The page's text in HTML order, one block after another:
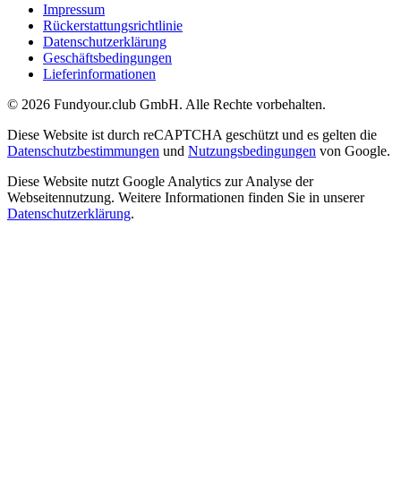
Impressum
Rückerstattungsrichtlinie
Datenschutzerklärung
Geschäftsbedingungen
Lieferinformationen
© 2026 Fundyour.club GmbH. Alle Rechte vorbehalten.
Diese Website ist durch reCAPTCHA geschützt und es gelten die
Datenschutzbestimmungen und Nutzungsbedingungen von Google.
Diese Website nutzt Google Analytics zur Analyse der
Webseitennutzung. Weitere Informationen finden Sie in unserer
Datenschutzerklärung.